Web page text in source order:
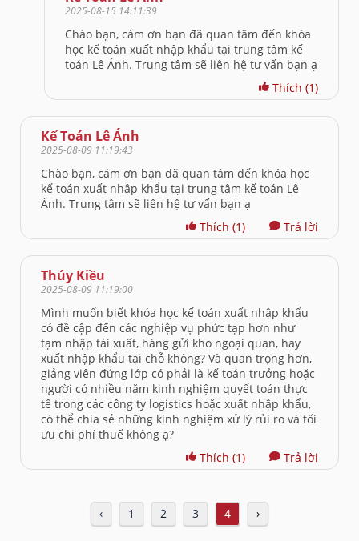
2025-08-15 14:11:39
Chào bạn, cám ơn bạn đã quan tâm đến khóa
học kế toán xuất nhập khẩu tại trung tâm kế
toán Lê Ánh. Trung tâm sẽ liên hệ tư vấn bạn ạ
Thích (1)
Kế Toán Lê Ánh
2025-08-09 11:19:43
Chào bạn, cám ơn bạn đã quan tâm đến khóa học
kế toán xuất nhập khẩu tại trung tâm kế toán Lê
Ánh. Trung tâm sẽ liên hệ tư vấn bạn ạ
Thích (1) Trả lời
Thúy Kiều
2025-08-09 11:19:00
Mình muốn biết khóa học kế toán xuất nhập khẩu
có đề cập đến các nghiệp vụ phức tạp hơn như
tạm nhập tái xuất, hàng gửi kho ngoại quan, hay
xuất nhập khẩu tại chỗ không? Và quan trọng hơn,
giảng viên đứng lớp có phải là kế toán trưởng hoặc
người có nhiều năm kinh nghiệm quyết toán thực
tế trong các công ty logistics hoặc xuất nhập khẩu,
có thể chia sẻ những kinh nghiệm xử lý rủi ro và tối
ưu chi phí thuế không ạ?
Thích (1) Trả lời
‹ 1 2 3 4 ›